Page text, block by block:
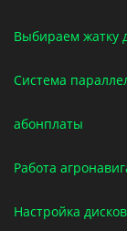
Выбираем жатку
Система
абонплаты
Работа
Настройка